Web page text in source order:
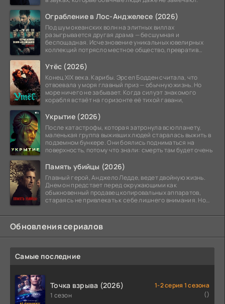
Ограбление в Лос-Анджелесе (2026)
Под шум океанских волн на элитных виллах
разыгрывается другая драма — бесшумная и
беспощадная. Исчезновение уникальных ювелирных
коллекций потрясло местное общество, превратив
Утёс (2026)
Конец XIX века. Карибы. Эрсел Бодден считала, что
отвоевала у моря главный приз — обычную жизнь. Но
море ничего не забывает. Когда силуэт знакомого
корабля встаёт на горизонте её тихой гавани,
Укрытие (2026)
После катастрофы, которая затронула всю планету,
маленькая группа выживших людей старалась выжить в
подземном бункере. Они боялись подниматься на
поверхность, потому что знали: смерть там будет очень
Память убийцы (2026)
Главный герой, Анджело Ледде, ведет двойную жизнь.
Днем он предстает перед окружающими как
обыкновенный продавец копировальных аппаратов,
стараясь не привлекать к себе лишнего внимания. Но
Обновления сериалов
Самые последние
Точка взрыва (2026)
1 сезон
1-2 серия 1 сезона
()